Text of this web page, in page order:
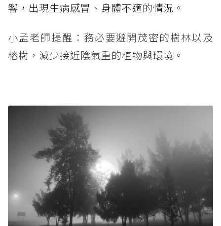
響，出現生病感冒、身體不適的情況。
小孟老師提醒：務必要避開茂密的樹林以及
榕樹，減少接近陰氣重的植物與環境。